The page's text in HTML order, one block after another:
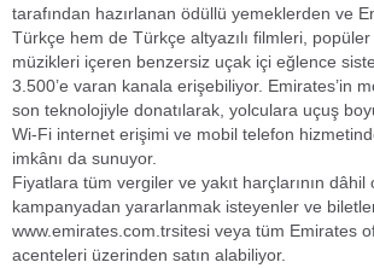
tarafından hazırlanan ödüllü yemeklerden ve
Türkçe hem de Türkçe altyazılı filmleri, popüler
müzikleri içeren benzersiz uçak içi eğlence
3.500’e varan kanala erişebiliyor. Emirates’in
son teknolojiyle donatılarak, yolculara uçuş
Wi-Fi internet erişimi ve mobil telefon
imkânı da sunuyor.
Fiyatlara tüm vergiler ve yakıt harçlarının dâhil
kampanyadan yararlanmak isteyenler ve
www.emirates.com.trsitesi veya tüm Emirates
acenteleri üzerinden satın alabiliyor.